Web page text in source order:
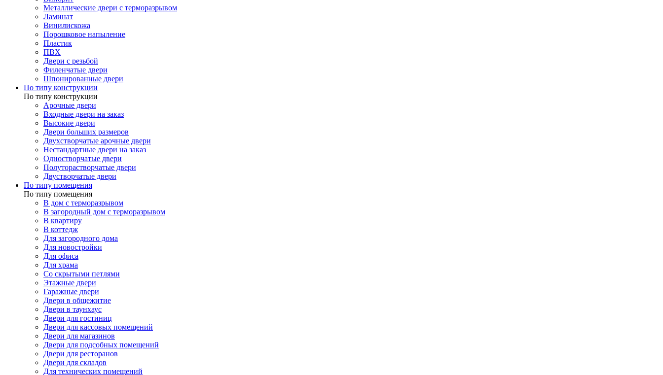
Металлические двери с терморазрывом
Ламинат
Винилискожа
Порошковое напыление
Пластик
ПВХ
Двери с резьбой
Филенчатые двери
Шпонированные двери
По типу конструкции
По типу конструкции
Арочные двери
Входные двери на заказ
Высокие двери
Двери больших размеров
Двухстворчатые арочные двери
Нестандартные двери на заказ
Одностворчатые двери
Полуторастворчатые двери
Двустворчатые двери
По типу помещения
По типу помещения
В дом с терморазрывом
В загородный дом с терморазрывом
В квартиру
В коттедж
Для загородного дома
Для новостройки
Для офиса
Для храма
Со скрытыми петлями
Этажные двери
Гаражные двери
Двери в общежитие
Двери в таунхаус
Двери для гостиниц
Двери для кассовых помещений
Двери для магазинов
Двери для подсобных помещений
Двери для ресторанов
Двери для складов
Для технических помещений